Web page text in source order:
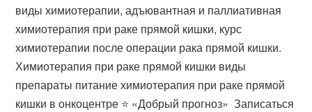
виды химиотерапии, адъювантная и паллиативная
химиотерапия при раке прямой кишки, курс
химиотерапии после операции рака прямой кишки.
Химиотерапия при раке прямой кишки виды
препараты питание химиотерапия при раке прямой
кишки в онкоцентре ⭐ «Добрый прогноз» ️ Записаться